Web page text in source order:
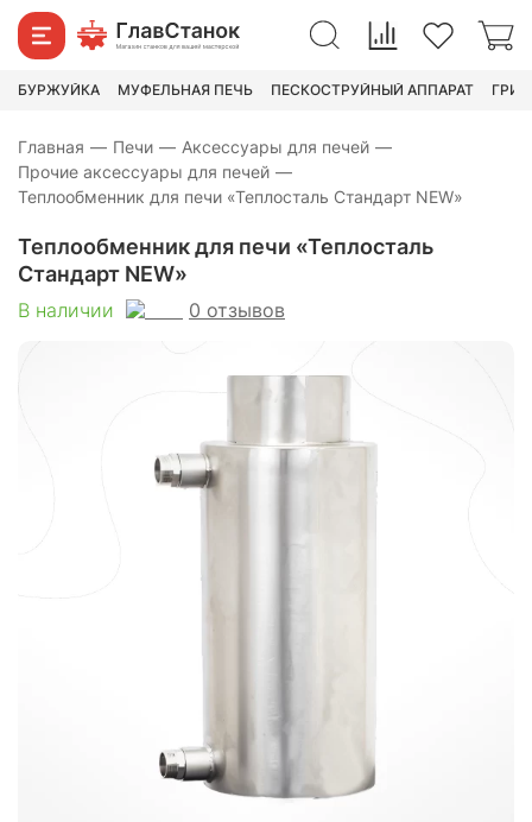
БУРЖУЙКА МУФЕЛЬНАЯ ПЕЧЬ ПЕСКОСТРУЙНЫЙ АППАРАТ
Главная — Печи — Аксессуары для печей —
Прочие аксессуары для печей —
Теплообменник для печи «Теплосталь Стандарт NEW»
2 990 ₽3 780
Теплообменник для печи «Теплосталь
Стандарт NEW»
В наличии 0 отзывов